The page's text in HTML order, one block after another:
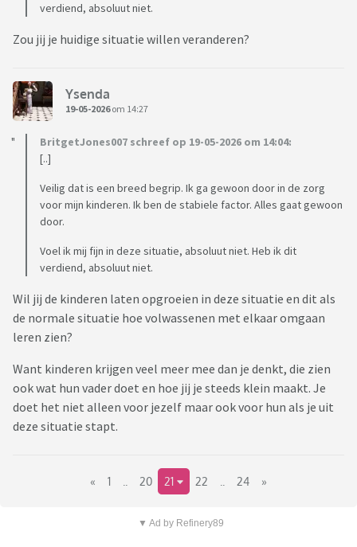
verdiend, absoluut niet.
Zou jij je huidige situatie willen veranderen?
Ysenda
19-05-2026om 14:27
BritgetJones007 schreef op 19-05-2026 om 14:04:
[..]
Veilig dat is een breed begrip. Ik ga gewoon door in de zorg
voor mijn kinderen. Ik ben de stabiele factor. Alles gaat gewoon
door.
Voel ik mij fijn in deze situatie, absoluut niet. Heb ik dit
verdiend, absoluut niet.
Wil jij de kinderen laten opgroeien in deze situatie en dit als
de normale situatie hoe volwassenen met elkaar omgaan
leren zien?
Want kinderen krijgen veel meer mee dan je denkt, die zien
ook wat hun vader doet en hoe jij je steeds klein maakt. Je
doet het niet alleen voor jezelf maar ook voor hun als je uit
deze situatie stapt.
« 1 20 21 22 24 »
▼ Ad by Refinery89